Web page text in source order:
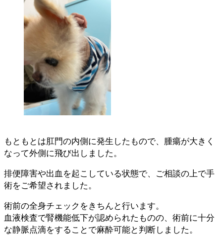
もともとは肛門の内側に発生したもので、腫瘍が大きく
なって外側に飛び出しました。
排便障害や出血を起こしている状態で、ご相談の上で手
術をご希望されました。
術前の全身チェックをきちんと行います。
血液検査で腎機能低下が認められたものの、術前に十分
な静脈点滴をすることで麻酔可能と判断しました。